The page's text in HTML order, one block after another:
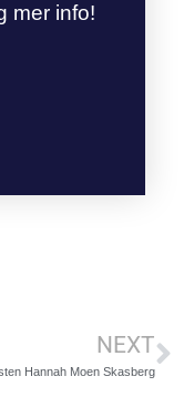
mer info!
NEXT
Hannah Moen Skasberg